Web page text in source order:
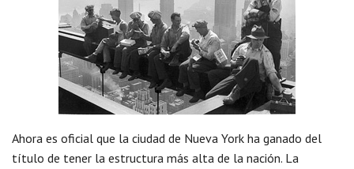
Ahora es oficial que la ciudad de Nueva York ha ganado del
título de tener la estructura más alta de la nación. La